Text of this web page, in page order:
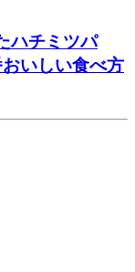
ハチミツパ
いしい食べ方